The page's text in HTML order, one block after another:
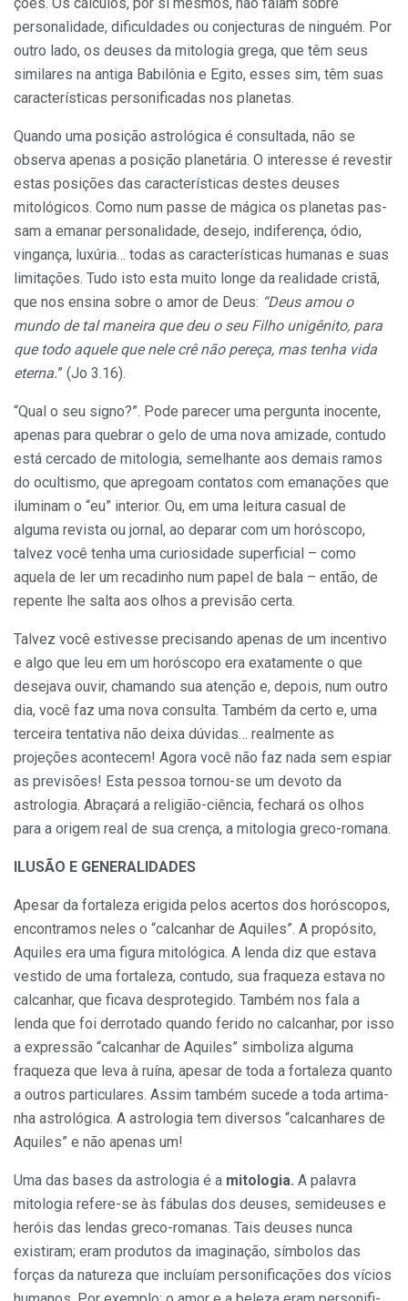
personalidade, dificuldades ou conjecturas de ninguém. Por
outro lado, os deuses da mitologia grega, que têm seus
similares na an­tiga Babilônia e Egito, esses sim, têm suas
características personificadas nos planetas.
Quando uma posição astrológica é consultada, não se
observa apenas a posição planetária. O interesse é re­vestir
estas posições das característi­cas destes deuses
mitológicos. Como num passe de mágica os planetas pas­
sam a emanar personalidade, desejo, indiferença, ódio,
vingança, luxúria… to­das as características humanas e suas
limitações. Tudo isto esta muito longe da realidade cristã,
que nos ensina so­bre o amor de Deus: “Deus amou o
mundo de tal maneira que deu o seu Filho unigênito, para
que todo aquele que nele crê não pe­reça, mas tenha vida
eterna.” (Jo 3.16).
“Qual o seu signo?”. Pode pa­recer uma pergunta inocente,
ape­nas para quebrar o gelo de uma nova amizade, contudo
está cer­cado de mitologia, semelhante aos demais ramos
do ocultismo, que apregoam contatos com ema­nações que
iluminam o “eu” in­terior. Ou, em uma leitura ca­sual de
alguma revista ou jor­nal, ao deparar com um horós­copo,
talvez você tenha uma curiosidade superficial – como
aquela de ler um recadinho num papel de bala – então, de
repente lhe salta aos olhos a previsão certa.
Talvez você estivesse precisando apenas de um incentivo
e algo que leu em um horóscopo era exatamente o que
desejava ouvir, chamando sua aten­ção e, depois, num outro
dia, você faz uma nova consulta. Também da certo e, uma
terceira tentativa não deixa dúvidas… realmente as
projeções acon­tecem! Agora você não faz nada sem espiar
as previsões! Esta pessoa tornou-se um devoto da
astrologia. Abra­çará a religião-ciência, fechará os olhos
para a origem real de sua crença, a mi­tologia greco-romana.
ILUSÃO E GENERALIDADES
Apesar da fortaleza erigida pelos acertos dos horóscopos,
encontramos neles o “calcanhar de Aquiles”. A pro­pósito,
Aquiles era uma figura mitoló­gica. A lenda diz que estava
vestido de uma fortaleza, contudo, sua fraqueza estava no
calcanhar, que ficava des­protegido. Também nos fala a
lenda que foi derrotado quando ferido no calca­nhar, por isso
a expressão “calcanhar de Aquiles” simboliza alguma
fraque­za que leva à ruína, apesar de toda a fortaleza quanto
a outros particulares. Assim também sucede a toda artima­
nha astrológica. A astrologia tem diver­sos “calcanhares de
Aquiles” e não apenas um!
Uma das bases da astrologia é a mitologia. A palavra
mitologia refe­re-se às fábulas dos deuses, semideuses e
heróis das lendas greco-romanas. Tais deuses nunca
existiram; eram produ­tos da imaginação, símbolos das
forças da natureza que incluíam personifica­ções dos vícios